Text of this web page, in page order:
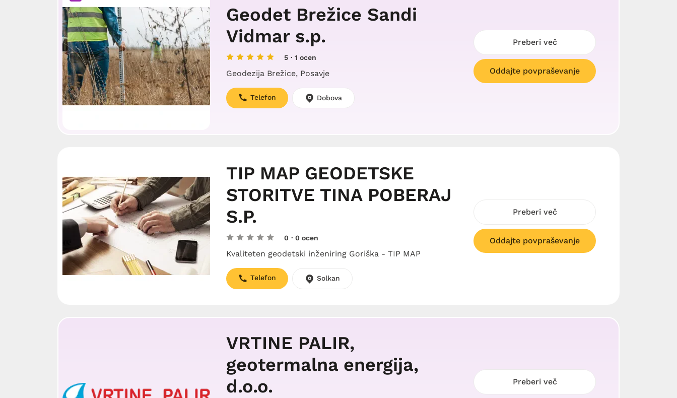
Geodet Brežice Sandi
Vidmar s.p.
5 · 1 ocen
Geodezija Brežice, Posavje
Telefon Dobova
Preberi več
Oddajte povpraševanje
TIP MAP GEODETSKE
STORITVE TINA POBERAJ
S.P.
0 · 0 ocen
Kvaliteten geodetski inženiring Goriška - TIP MAP
Telefon Solkan
Preberi več
Oddajte povpraševanje
VRTINE PALIR,
geotermalna energija,
d.o.o.
Preberi več